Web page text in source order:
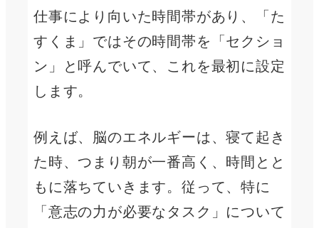
仕事により向いた時間帯があり、「た
すくま」ではその時間帯を「セクショ
ン」と呼んでいて、これを最初に設定
します。
例えば、脳のエネルギーは、寝て起き
た時、つまり朝が一番高く、時間とと
もに落ちていきます。従って、特に
「意志の力が必要なタスク」について